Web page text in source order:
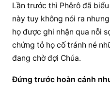
Lần trước thì Phêrô đã
này tuy không nói ra
họ được ghi nhận qua nỗi
chứng tỏ họ cố tránh né
đang chờ đợi Chúa.
Đứng trước hoàn cảnh